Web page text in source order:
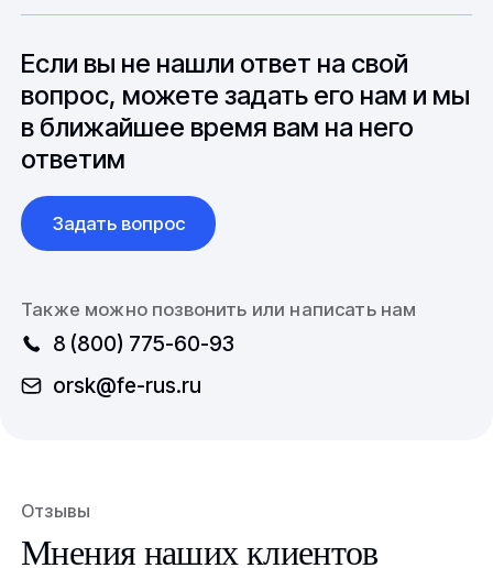
до 6 месяцев производства.
вопросы связанные с документацией и
международной логистикой.
Если вы не нашли ответ на свой
вопрос, можете задать его нам и мы
в ближайшее время вам на него
ответим
Задать вопрос
Также можно позвонить или написать нам
8 (800) 775-60-93
orsk@fe-rus.ru
Отзывы
Мнения наших клиентов